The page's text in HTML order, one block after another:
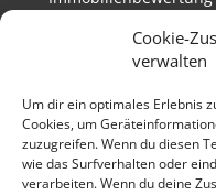
Cookie-
verwalten
Um dir ein optimales Erlebnis
Cookies, um
zuzugreifen. Wenn du diesen
wie das Surfverhalten oder
verarbeiten. Wenn du deine
Immobilienbewertung
Immobilienbewertung
MEINE FAVORITEN
Verkehrswert
Grundstücksmarkt